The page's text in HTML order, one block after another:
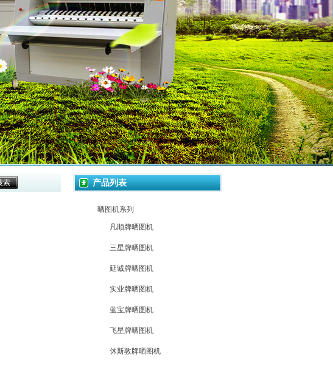
产品列表
晒图机系列
凡顺牌晒图机
三星牌晒图机
延诚牌晒图机
实业牌晒图机
蓝宝牌晒图机
飞星牌晒图机
休斯敦牌晒图机